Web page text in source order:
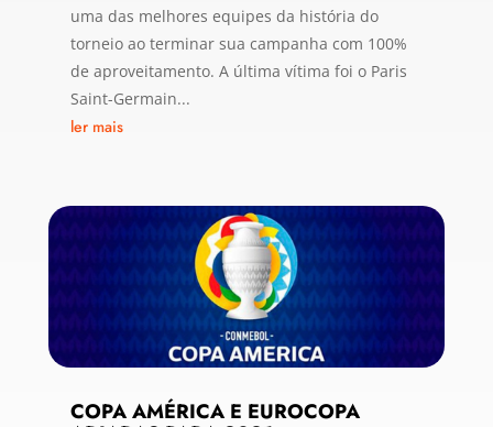
uma das melhores equipes da história do
torneio ao terminar sua campanha com 100%
de aproveitamento. A última vítima foi o Paris
Saint-Germain...
ler mais
COPA AMÉRICA E EUROCOPA